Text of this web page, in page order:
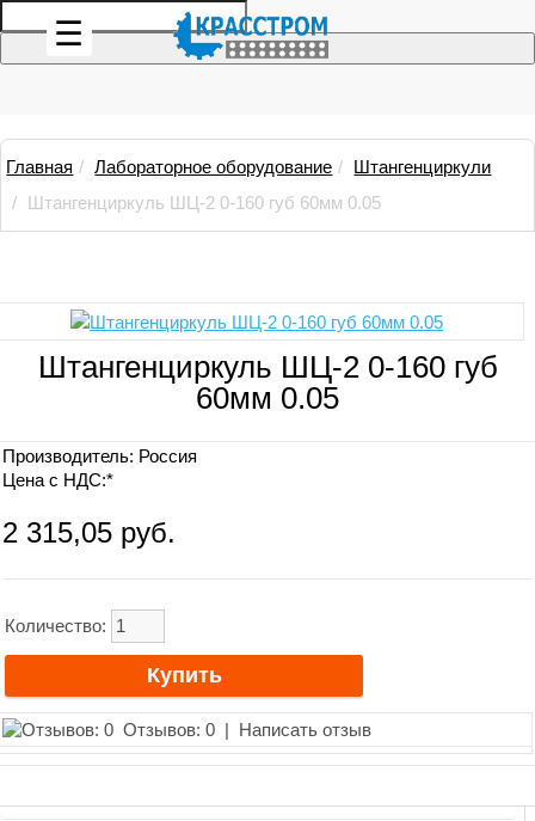
☰
Главная Лабораторное оборудование
Штангенциркули
Штангенциркуль ШЦ-2 0-160 губ 60мм 0.05
Штангенциркуль ШЦ-2 0-160 губ
60мм 0.05
Производитель: Россия
Цена с НДС:*
2 315,05 руб.
Количество:
Отзывов: 0 | Написать отзыв